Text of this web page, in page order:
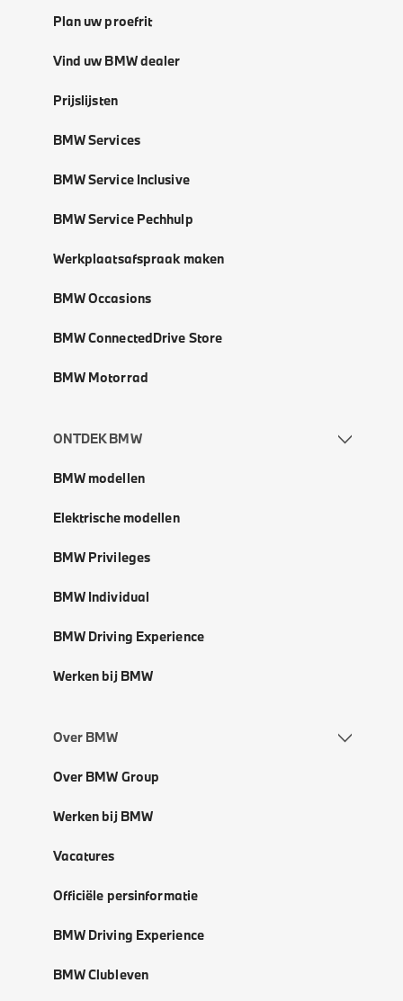
Plan uw proefrit
Vind uw BMW dealer
Prijslijsten
BMW Services
BMW Service Inclusive
BMW Service Pechhulp
Werkplaatsafspraak maken
BMW Occasions
BMW ConnectedDrive Store
BMW Motorrad
ONTDEK BMW
BMW modellen
Elektrische modellen
BMW Privileges
BMW Individual
BMW Driving Experience
Werken bij BMW
Over BMW
Over BMW Group
Werken bij BMW
Vacatures
Officiële persinformatie
BMW Driving Experience
BMW Clubleven